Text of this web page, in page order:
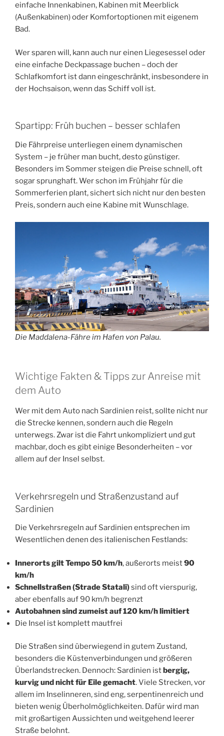
einfache Innenkabinen, Kabinen mit Meerblick
(Außenkabinen) oder Komfortoptionen mit eigenem
Bad.
Wer sparen will, kann auch nur einen Liegesessel oder
eine einfache Deckpassage buchen – doch der
Schlafkomfort ist dann eingeschränkt, insbesondere in
der Hochsaison, wenn das Schiff voll ist.
Spartipp: Früh buchen – besser schlafen
Die Fährpreise unterliegen einem dynamischen
System – je früher man bucht, desto günstiger.
Besonders im Sommer steigen die Preise schnell, oft
sogar sprunghaft. Wer schon im Frühjahr für die
Sommerferien plant, sichert sich nicht nur den besten
Preis, sondern auch eine Kabine mit Wunschlage.
Die Maddalena-Fähre im Hafen von Palau.
Wichtige Fakten & Tipps zur Anreise mit
dem Auto
Wer mit dem Auto nach Sardinien reist, sollte nicht nur
die Strecke kennen, sondern auch die Regeln
unterwegs. Zwar ist die Fahrt unkompliziert und gut
machbar, doch es gibt einige Besonderheiten – vor
allem auf der Insel selbst.
Verkehrsregeln und Straßenzustand auf
Sardinien
Die Verkehrsregeln auf Sardinien entsprechen im
Wesentlichen denen des italienischen Festlands:
Innerorts gilt Tempo 50 km/h, außerorts meist90
km/h
Schnellstraßen (Strade Statali)sind oft vierspurig,
aber ebenfalls auf 90 km/h begrenzt
Autobahnen sind zumeist auf 120 km/h limitiert
Die Insel ist komplett mautfrei
Die Straßen sind überwiegend in gutem Zustand,
besonders die Küstenverbindungen und größeren
Überlandstrecken. Dennoch: Sardinien ist bergig,
kurvig und nicht für Eile gemacht. Viele Strecken, vor
allem im Inselinneren, sind eng, serpentinenreich und
bieten wenig Überholmöglichkeiten. Dafür wird man
mit großartigen Aussichten und weitgehend leerer
Straße belohnt.